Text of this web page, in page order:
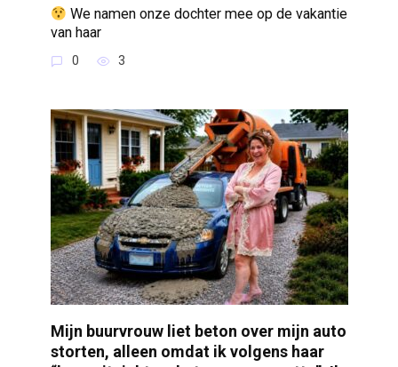
We namen onze dochter mee op de vakantie
van haar
0 3
Mijn buurvrouw liet beton over mijn auto
storten, alleen omdat ik volgens haar